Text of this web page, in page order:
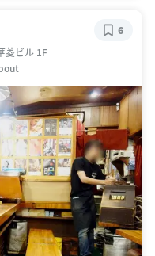
菱ビル 1F
6